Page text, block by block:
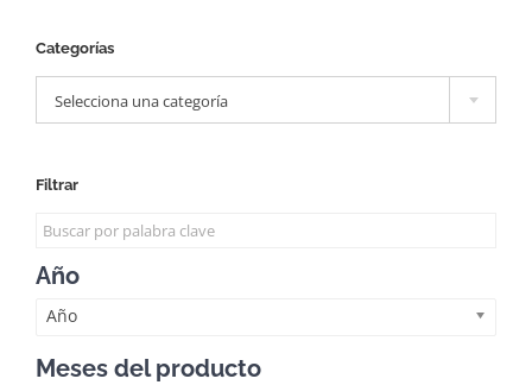
Categorías
Selecciona una categoría
Filtrar
Año
Año
Meses del producto